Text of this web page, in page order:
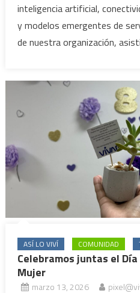
inteligencia artificial,
y modelos emergentes de
de nuestra organización,
ASÍ LO VIVÍ COMUNIDAD
Celebramos juntas el
Mujer
marzo 13, 2026